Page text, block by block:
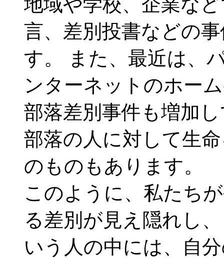
言、差別投書などの
す。 また、最近は、
ンターネットのホー
部落差別事件も増加
部落の人に対して生
のものもあります。
このように、私たち
る差別が見え隠れし
いう人の中には、自